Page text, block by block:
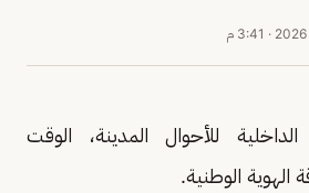
· 3:41 م
للأحوال المدينة، الوقت
الهوية الوطنية.